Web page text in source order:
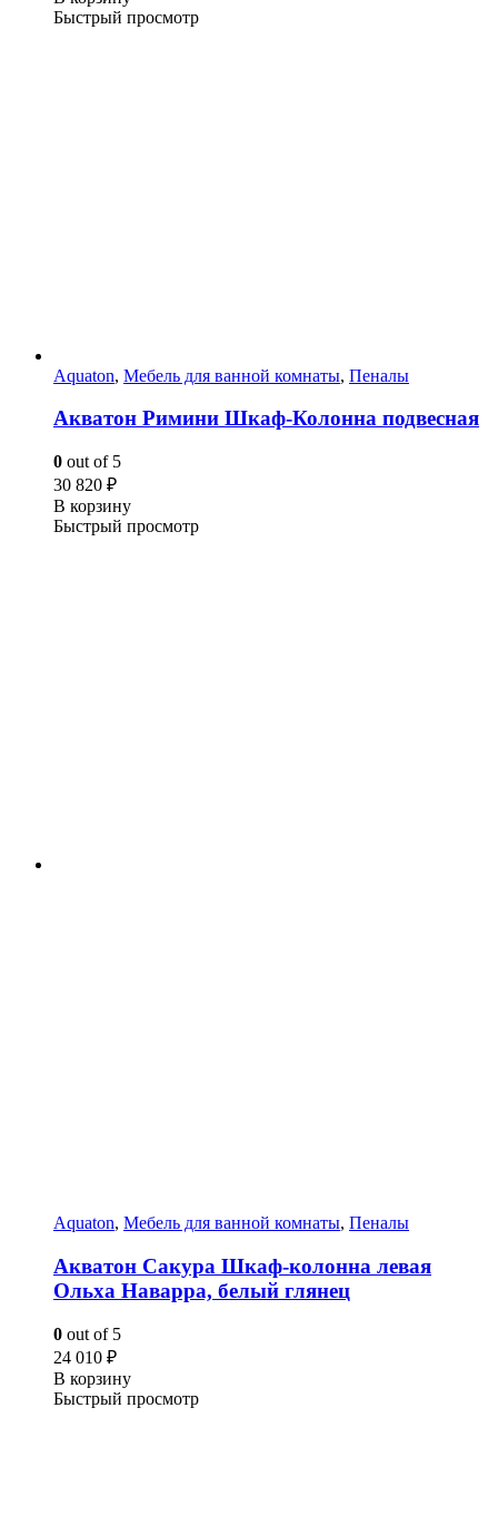
Быстрый просмотр
Aquaton, Мебель для ванной комнаты, Пеналы
Акватон Римини Шкаф-Колонна подвесная
0 out of 5
30 820 ₽
В корзину
Быстрый просмотр
Aquaton, Мебель для ванной комнаты, Пеналы
Акватон Сакура Шкаф-колонна левая
Ольха Наварра, белый глянец
0 out of 5
24 010 ₽
В корзину
Быстрый просмотр